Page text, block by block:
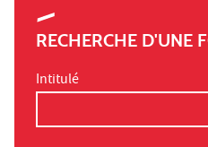
RECHERCHE D'UNE
Intitulé